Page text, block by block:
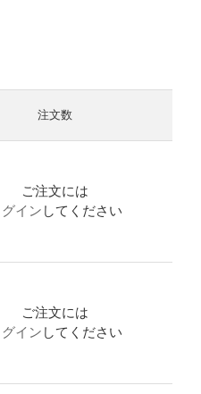
注文数
ご注文には
グイン してください
ご注文には
グイン してください